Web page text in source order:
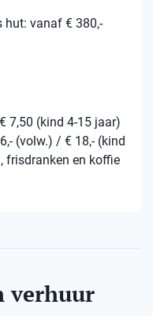
hut: vanaf € 380,-
7,50 (kind 4-15 jaar)
(volw.) / € 18,- (kind
frisdranken en koffie
verhuur